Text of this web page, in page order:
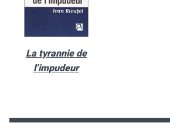
La tyrannie de
l’impudeur